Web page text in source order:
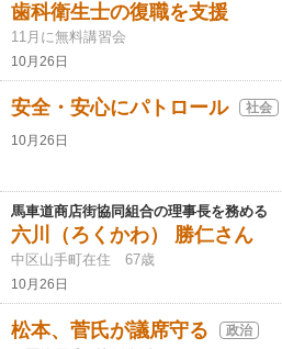
歯科衛生士の復職を支援
11月に無料講習会
10月26日
安全・安心にパトロール 社会
10月26日
馬車道商店街協同組合の理事長を務める
六川（ろくかわ） 勝仁さん
中区山手町在住 67歳
10月26日
松本、菅氏が議席守る 政治